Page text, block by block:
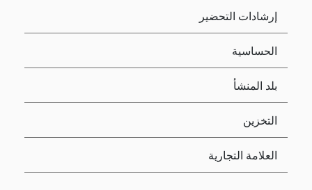
إرشادات التحضير
الحساسية
بلد المنشأ
التخزين
العلامة التجارية